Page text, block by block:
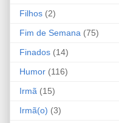
Filhos (2)
Fim de Semana (75)
Finados (14)
Humor (116)
Irmã (15)
Irmã(o) (3)